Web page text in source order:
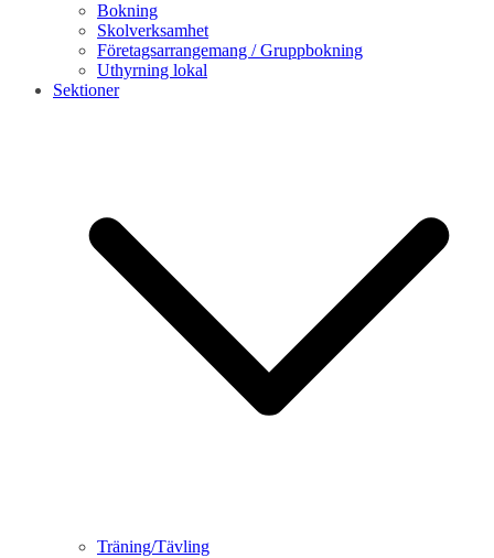
Bokning
Skolverksamhet
Företagsarrangemang / Gruppbokning
Uthyrning lokal
Sektioner
Träning/Tävling